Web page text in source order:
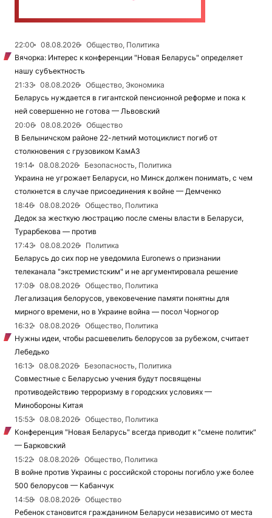
22:00 08.08.2026
Общество, Политика
Вячорка: Интерес к конференции "Новая Беларусь" определяет
нашу субъектность
21:33
08.08.2026
Общество, Экономика
Беларусь нуждается в гигантской пенсионной реформе и пока к
ней совершенно не готова — Львовский
20:06
08.08.2026
Общество
В Белыничском районе 22-летний мотоциклист погиб от
столкновения с грузовиком КамАЗ
19:14
08.08.2026
Безопасность, Политика
Украина не угрожает Беларуси, но Минск должен понимать, с чем
столкнется в случае присоединения к войне — Демченко
18:46
08.08.2026
Общество, Политика
Дедок за жесткую люстрацию после смены власти в Беларуси,
Турарбекова — против
17:43
08.08.2026
Политика
Беларусь до сих пор не уведомила Euronews о признании
телеканала "экстремистским" и не аргументировала решение
17:08
08.08.2026
Общество, Политика
Легализация белорусов, увековечение памяти понятны для
мирного времени, но в Украине война — посол Чорногор
16:32
08.08.2026
Общество, Политика
Нужны идеи, чтобы расшевелить белорусов за рубежом, считает
Лебедько
16:13
08.08.2026
Безопасность, Политика
Совместные с Беларусью учения будут посвящены
противодействию терроризму в городских условиях —
Минобороны Китая
15:53
08.08.2026
Общество, Политика
Конференция "Новая Беларусь" всегда приводит к "смене политик"
— Барковский
15:22
08.08.2026
Общество, Политика
В войне против Украины с российской стороны погибло уже более
500 белорусов — Кабанчук
14:58
08.08.2026
Общество
Ребенок становится гражданином Беларуси независимо от места